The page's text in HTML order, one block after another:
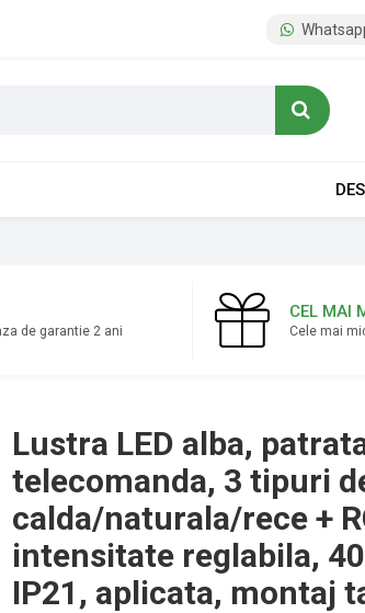
de garantie 2 ani
CEL MAI
Cele mai
Lustra LED alba,
telecomanda, 3 tipuri
calda/naturala/rece +
intensitate reglabila,
IP21, aplicata, montaj